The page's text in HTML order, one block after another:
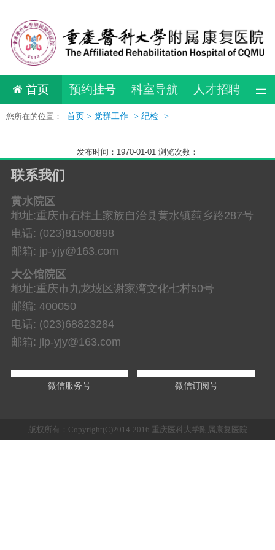
首页 预约挂号 科室导航 人才招聘
您所在的位置： 首页 > 党群工作 > 纪检 >
发布时间：1970-01-01 浏览次数：
联系我们
黄水院区
地址:重庆市石柱土家族自治县黄水镇莼乡路287号
电话: (023)81500898
邮箱: jp-yjy@163.com
大公馆院区
地址:重庆市九龙坡区谢家湾文化七村50号
邮编: 400050
电话: (023)68823284
邮箱: jlp-yjy@163.com
微信服务号 微信订阅号
版权所有：Copyright(C)2014-2016 重庆医科大学附属康复医院